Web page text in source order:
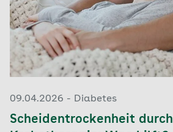
09.04.2026 - Diabetes
Scheidentrockenheit durch